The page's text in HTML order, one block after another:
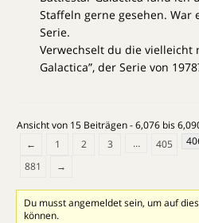
Staffeln gerne gesehen. War
Serie.
Verwechselt du die vielleicht
Galactica”, der Serie von
Ansicht von 15 Beiträgen - 6,076 bis
←
1 2 3 … 405
881
→
Du musst angemeldet sein, um auf
können.